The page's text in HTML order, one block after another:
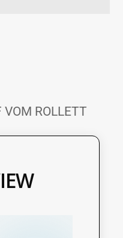
VOM ROLLETT